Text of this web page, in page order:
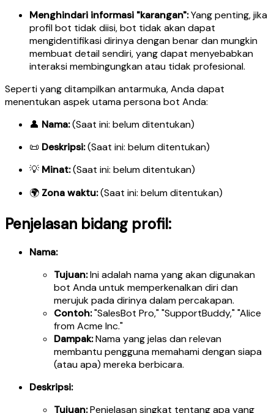
Menghindari informasi "karangan":Yang penting, jika
profil bot tidak diisi, bot tidak akan dapat
mengidentifikasi dirinya dengan benar dan mungkin
membuat detail sendiri, yang dapat menyebabkan
interaksi membingungkan atau tidak profesional.
Seperti yang ditampilkan antarmuka, Anda dapat
menentukan aspek utama persona bot Anda:
👤 Nama:(Saat ini: belum ditentukan)
📜 Deskripsi:(Saat ini: belum ditentukan)
💡 Minat:(Saat ini: belum ditentukan)
🌍 Zona waktu:(Saat ini: belum ditentukan)
Penjelasan bidang profil:
Nama:
Tujuan:Ini adalah nama yang akan digunakan
bot Anda untuk memperkenalkan diri dan
merujuk pada dirinya dalam percakapan.
Contoh:"SalesBot Pro," "SupportBuddy," "Alice
from Acme Inc."
Dampak:Nama yang jelas dan relevan
membantu pengguna memahami dengan siapa
(atau apa) mereka berbicara.
Deskripsi:
Tujuan:Penjelasan singkat tentang apa yang